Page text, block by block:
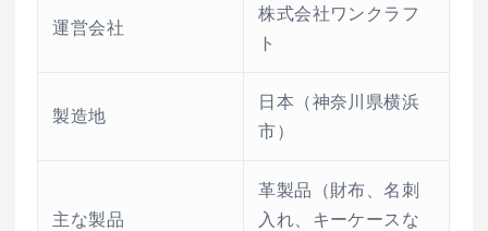
運営会社
株式会社ワンクラフ
ト
製造地
日本（神奈川県横浜
市）
主な製品
革製品（財布、名刺
入れ、キーケースな